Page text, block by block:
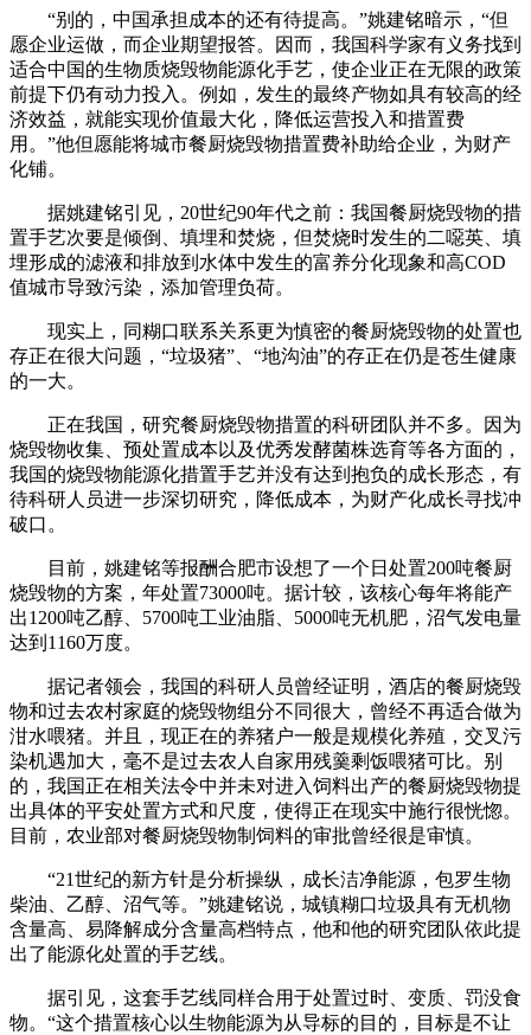
“别的，中国承担成本的还有待提高。”姚建铭暗示，“但
愿企业运做，而企业期望报答。因而，我国科学家有义务找到
适合中国的生物质烧毁物能源化手艺，使企业正在无限的政策
前提下仍有动力投入。例如，发生的最终产物如具有较高的经
济效益，就能实现价值最大化，降低运营投入和措置费
用。”他但愿能将城市餐厨烧毁物措置费补助给企业，为财产
化铺。
据姚建铭引见，20世纪90年代之前：我国餐厨烧毁物的措
置手艺次要是倾倒、填埋和焚烧，但焚烧时发生的二噁英、填
埋形成的滤液和排放到水体中发生的富养分化现象和高COD
值城市导致污染，添加管理负荷。
现实上，同糊口联系关系更为慎密的餐厨烧毁物的处置也
存正在很大问题，“垃圾猪”、“地沟油”的存正在仍是苍生健康
的一大。
正在我国，研究餐厨烧毁物措置的科研团队并不多。因为
烧毁物收集、预处置成本以及优秀发酵菌株选育等各方面的，
我国的烧毁物能源化措置手艺并没有达到抱负的成长形态，有
待科研人员进一步深切研究，降低成本，为财产化成长寻找冲
破口。
目前，姚建铭等报酬合肥市设想了一个日处置200吨餐厨
烧毁物的方案，年处置73000吨。据计较，该核心每年将能产
出1200吨乙醇、5700吨工业油脂、5000吨无机肥，沼气发电量
达到1160万度。
据记者领会，我国的科研人员曾经证明，酒店的餐厨烧毁
物和过去农村家庭的烧毁物组分不同很大，曾经不再适合做为
泔水喂猪。并且，现正在的养猪户一般是规模化养殖，交叉污
染机遇加大，毫不是过去农人自家用残羹剩饭喂猪可比。别
的，我国正在相关法令中并未对进入饲料出产的餐厨烧毁物提
出具体的平安处置方式和尺度，使得正在现实中施行很恍惚。
目前，农业部对餐厨烧毁物制饲料的审批曾经很是审慎。
“21世纪的新方针是分析操纵，成长洁净能源，包罗生物
柴油、乙醇、沼气等。”姚建铭说，城镇糊口垃圾具有无机物
含量高、易降解成分含量高档特点，他和他的研究团队依此提
出了能源化处置的手艺线。
据引见，这套手艺线同样合用于处置过时、变质、罚没食
物。“这个措置核心以生物能源为从导标的目的，目标是不让